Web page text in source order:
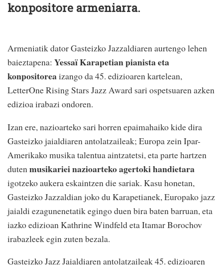
konpositore armeniarra.
Armeniatik dator Gasteizko Jazzaldiaren aurtengo lehen
baieztapena: Yessaï Karapetian pianista eta
konpositoreaizango da 45. edizioaren kartelean,
LetterOne Rising Stars Jazz Award sari ospetsuaren azken
edizioa irabazi ondoren.
Izan ere, nazioarteko sari horren epaimahaiko kide dira
Gasteizko jaialdiaren antolatzaileak; Europa zein Ipar-
Amerikako musika talentua aintzatetsi, eta parte hartzen
duten musikariei nazioarteko agertoki handietara
igotzeko aukera eskaintzen die sariak. Kasu honetan,
Gasteizko Jazzaldian joko du Karapetianek, Europako jazz
jaialdi ezagunenetatik egingo duen bira baten barruan, eta
iazko edizioan Kathrine Windfeld eta Itamar Borochov
irabazleek egin zuten bezala.
Gasteizko Jazz Jaialdiaren antolatzaileak 45. edizioaren